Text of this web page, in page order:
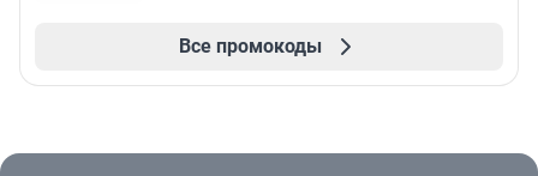
Все промокоды